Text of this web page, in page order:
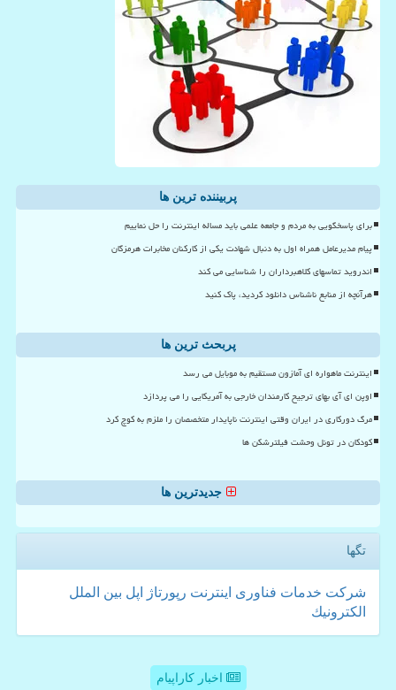
پربیننده ترین ها
برای پاسخگویی به مردم و جامعه علمی باید مساله اینترنت را حل نماییم
پیام مدیرعامل همراه اول به دنبال شهادت یکی از کارکنان مخابرات هرمزگان
اندروید تماسهای کلاهبرداران را شناسایی می کند
هرآنچه از منابع ناشناس دانلود کردید، پاک کنید
پربحث ترین ها
اینترنت ماهواره ای آمازون مستقیم به موبایل می رسد
اوپن ای آی بهای ترجیح کارمندان خارجی به آمریکایی را می پردازد
مرگ دورکاری در ایران وقتی اینترنت ناپایدار متخصصان را ملزم به کوچ کرد
کودکان در تونل وحشت فیلترشکن ها
جدیدترین ها
تگها
شركت خدمات فناوری اینترنت رپورتاژ اپل بین الملل
الكترونیك
اخبار کاراپیام